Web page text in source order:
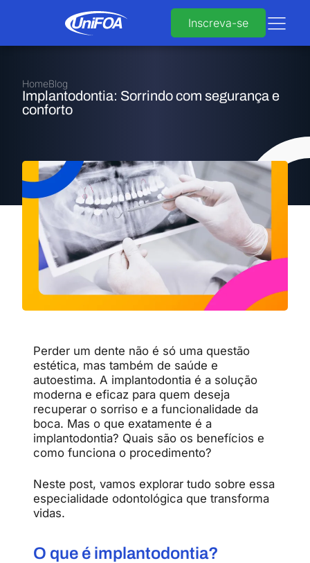
Inscreva-se
HomeBlog
Implantodontia: Sorrindo com segurança e
conforto
Perder um dente não é só uma questão
estética, mas também de saúde e
autoestima. A implantodontia é a solução
moderna e eficaz para quem deseja
recuperar o sorriso e a funcionalidade da
boca. Mas o que exatamente é a
implantodontia? Quais são os benefícios e
como funciona o procedimento?
Neste post, vamos explorar tudo sobre essa
especialidade odontológica que transforma
vidas.
O que é implantodontia?